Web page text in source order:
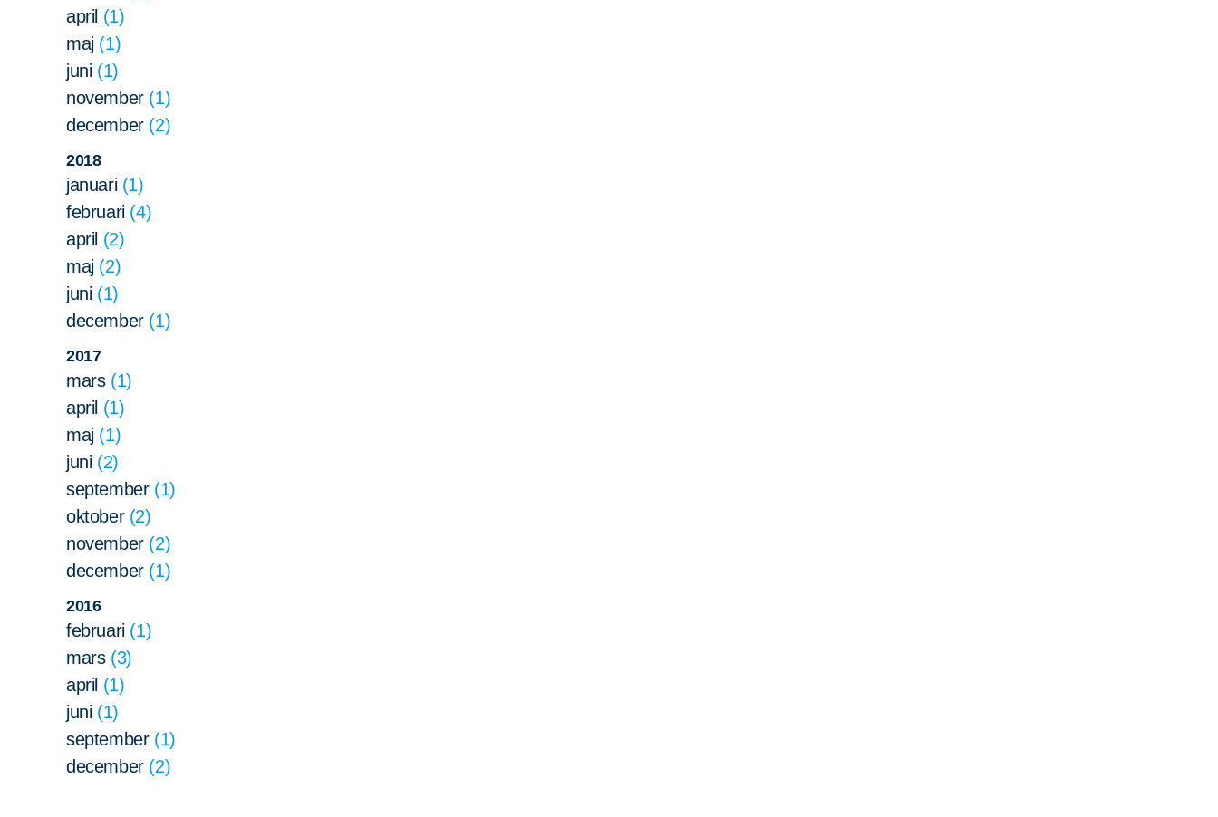
april
1
maj 1
juni 1
november 1
december 2
2018
januari 1
februari 4
april
2
maj 2
juni 1
december 1
2017
mars 1
april
1
maj 1
juni 2
september 1
oktober 2
november 2
december 1
2016
februari 1
mars 3
april
1
juni 1
september 1
december 2